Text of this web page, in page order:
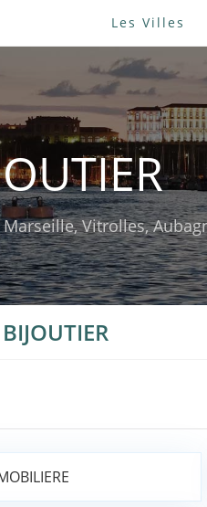
Les Villes
Vitrolles,
BIJOUTIER